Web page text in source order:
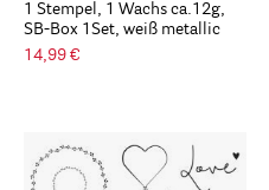
1 Stempel, 1 Wachs ca.12g,
SB-Box 1Set, weiß metallic
14,99 €